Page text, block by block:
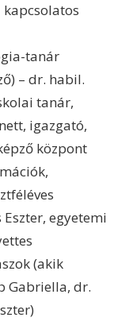
tanár
– dr. habil.
tanár,
igazgató,
központ
egyetemi
(akik
Gabriella, dr.